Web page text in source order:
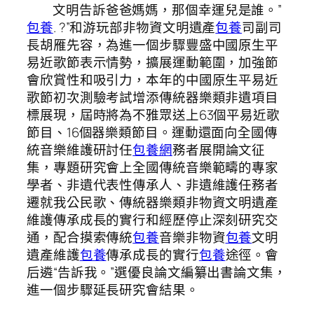
文明告訴爸爸媽媽，那個幸運兒是誰。”
包養. ?”和游玩部非物資文明遺產包養司副司
長胡雁先容，為進一個步驟豐盛中國原生平
易近歌節表示情勢，擴展運動範圍，加強節
會欣賞性和吸引力，本年的中國原生平易近
歌節初次測驗考試增添傳統器樂類非遺項目
標展現，屆時將為不雅眾送上63個平易近歌
節目、16個器樂類節目。運動還面向全國傳
統音樂維護研討任包養網務者展開論文征
集，專題研究會上全國傳統音樂範疇的專家
學者、非遺代表性傳承人、非遺維護任務者
遷就我公民歌、傳統器樂類非物資文明遺產
維護傳承成長的實行和經歷停止深刻研究交
通，配合摸索傳統包養音樂非物資包養文明
遺產維護包養傳承成長的實行包養途徑。會
后遴“告訴我。”選優良論文編纂出書論文集，
進一個步驟延長研究會結果。